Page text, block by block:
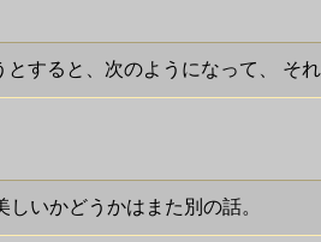
すると、次のようになって、 そ
いかどうかはまた別の話。